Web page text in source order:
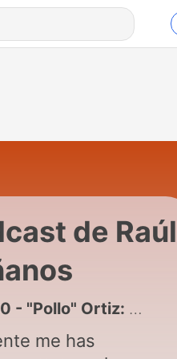
de Raúl
Ortiz: En un principio me pegaban las criticas, ahora me valen madres
me has